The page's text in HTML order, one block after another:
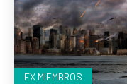
EX MIEMBROS